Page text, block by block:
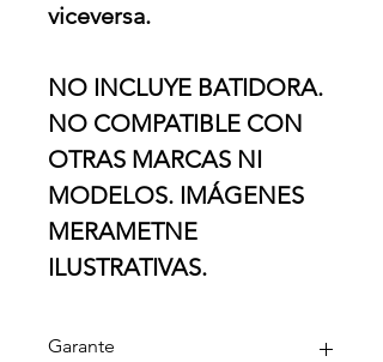
viceversa.
NO INCLUYE BATIDORA.
NO COMPATIBLE CON
OTRAS MARCAS NI
MODELOS. IMÁGENES
MERAMETNE
ILUSTRATIVAS.
Garante